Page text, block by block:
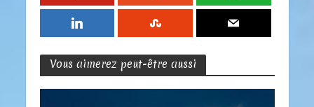
Vous aimerez peut-être aussi